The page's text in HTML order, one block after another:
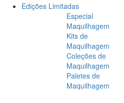
Edições Limitadas
Especial
Maquilhagem
Kits de
Maquilhagem
Coleções de
Maquilhagem
Paletes de
Maquilhagem